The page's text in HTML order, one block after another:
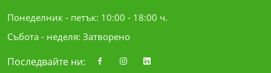
Понеделник - петък: 10:00 - 18:00 ч.
Събота - неделя: Затворено
Последвайте ни: